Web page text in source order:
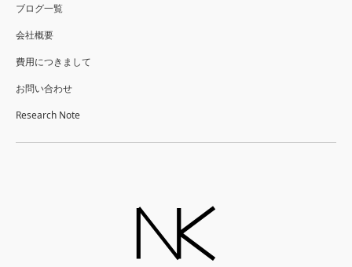
ブログ一覧
会社概要
費用につきまして
お問い合わせ
Research Note